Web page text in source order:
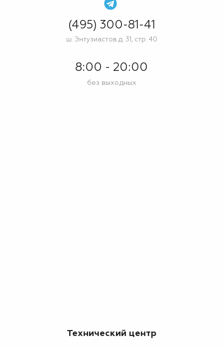
(495) 300-81-41
ш. Энтузиастов д. 31, стр. 40
8:00 - 20:00
без выходных
Технический центр